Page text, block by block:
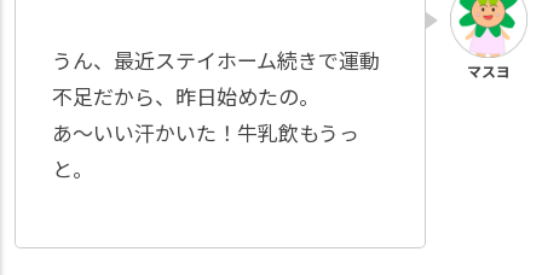
うん、最近ステイホーム続きで運動
不足だから、昨日始めたの。
あ～いい汗かいた！牛乳飲もうっ
と。